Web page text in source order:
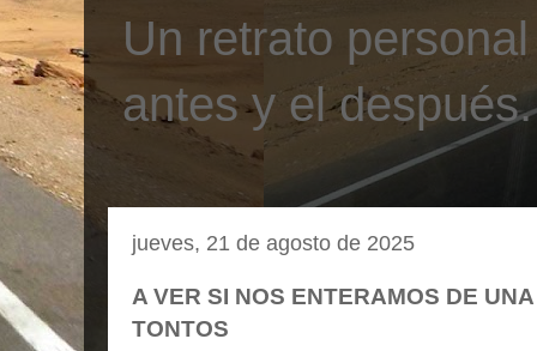
Un retrato
antes y el después.
jueves, 21 de agosto de 2025
A VER SI NOS ENTERAMOS DE
TONTOS